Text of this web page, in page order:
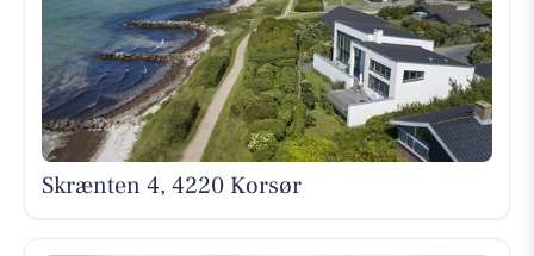
Skrænten 4, 4220 Korsør